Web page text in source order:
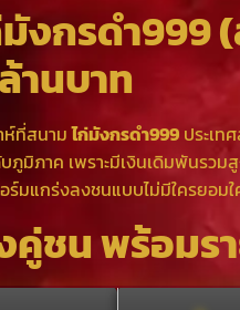
งกรดำ999
านบาท
ห์ที่สนามไก่มังกรดำ999 ประเท
ภูมิภาค เพราะมีเงินเดิมพันรวม
ร์มแกร่งลงชนแบบไม่มีใครยอ
คู่ชน พร้อมร